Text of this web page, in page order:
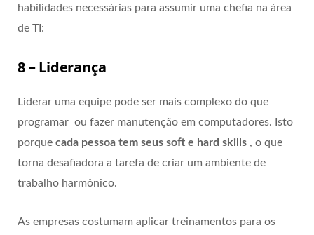
habilidades necessárias para assumir uma chefia na área
de TI:
8 – Liderança
Liderar uma equipe pode ser mais complexo do que
programar ou fazer manutenção em computadores. Isto
porque cada pessoa tem seus soft e hard skills , o que
torna desafiadora a tarefa de criar um ambiente de
trabalho harmônico.
As empresas costumam aplicar treinamentos para os